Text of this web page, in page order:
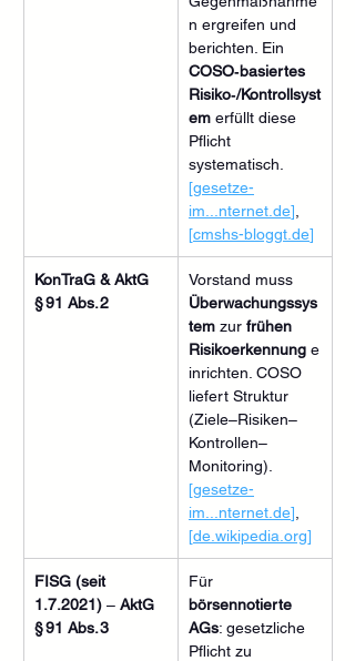
n ergreifen und
berichten. Ein
COSO‑basiertes
Risiko‑/Kontrollsyst
em erfüllt diese
Pflicht
systematisch.
[gesetze-
im... nternet.de]
[cmshs-bloggt.de]
KonTraG & AktG
§ 91 Abs. 2
Vorstand muss
Überwachungssys
tem zur frühen
Risikoerkennung e
inrichten. COSO
liefert Struktur
(Ziele–Risiken–
Kontrollen–
Monitoring).
[gesetze-
im... nternet.de]
[de.wikipedia.org]
FISG (seit
1.7.2021) – AktG
§ 91 Abs. 3
Für
börsennotierte
AGs: gesetzliche
Pflicht zu